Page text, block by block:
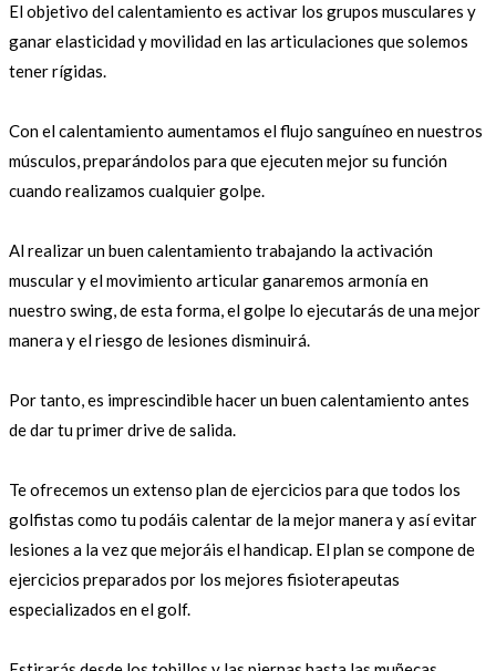
El objetivo del calentamiento es activar los grupos musculares y
ganar elasticidad y movilidad en las articulaciones que solemos
tener rígidas.
Con el calentamiento aumentamos el flujo sanguíneo en nuestros
músculos, preparándolos para que ejecuten mejor su función
cuando realizamos cualquier golpe.
Al realizar un buen calentamiento trabajando la activación
muscular y el movimiento articular ganaremos armonía en
nuestro swing, de esta forma, el golpe lo ejecutarás de una mejor
manera y el riesgo de lesiones disminuirá.
Por tanto, es imprescindible hacer un buen calentamiento antes
de dar tu primer drive de salida.
Te ofrecemos un extenso plan de ejercicios para que todos los
golfistas como tu podáis calentar de la mejor manera y así evitar
lesiones a la vez que mejoráis el handicap. El plan se compone de
ejercicios preparados por los mejores fisioterapeutas
especializados en el golf.